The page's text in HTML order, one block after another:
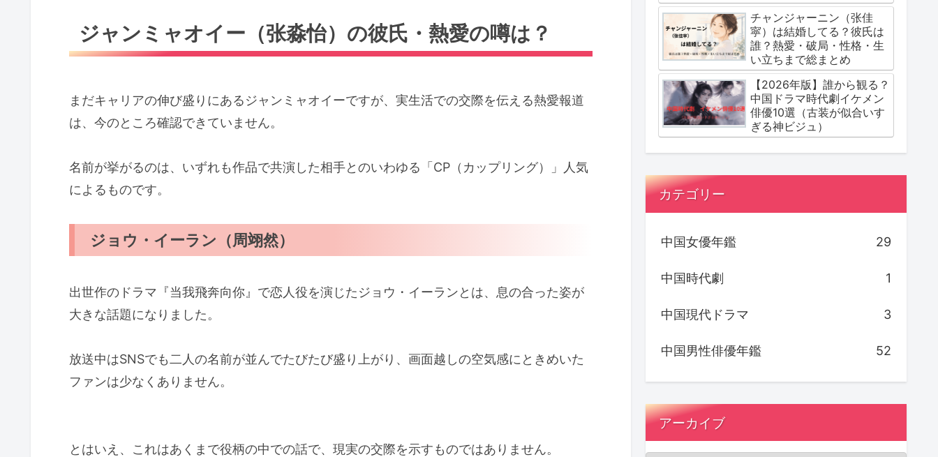
ジャンミャオイー（张淼怡）の彼氏・熱愛の噂は？
まだキャリアの伸び盛りにあるジャンミャオイーですが、実生活での交際を伝える熱愛報道
は、今のところ確認できていません。
名前が挙がるのは、いずれも作品で共演した相手とのいわゆる「CP（カップリング）」人気
によるものです。
ジョウ・イーラン（周翊然）
出世作のドラマ『当我飛奔向你』で恋人役を演じたジョウ・イーランとは、息の合った姿が
大きな話題になりました。
放送中はSNSでも二人の名前が並んでたびたび盛り上がり、画面越しの空気感にときめいた
ファンは少なくありません。
とはいえ、これはあくまで役柄の中での話で、現実の交際を示すものではありません。
チャンジャーニン（张佳
寜）は結婚してる？彼氏は
誰？熱愛・破局・性格・生
い立ちまで総まとめ
【2026年版】誰から観る？
中国ドラマ時代劇イケメン
俳優10選（古装が似合いす
ぎる神ビジュ）
カテゴリー
中国女優年鑑 29
中国時代劇 1
中国現代ドラマ 3
中国男性俳優年鑑 52
アーカイブ